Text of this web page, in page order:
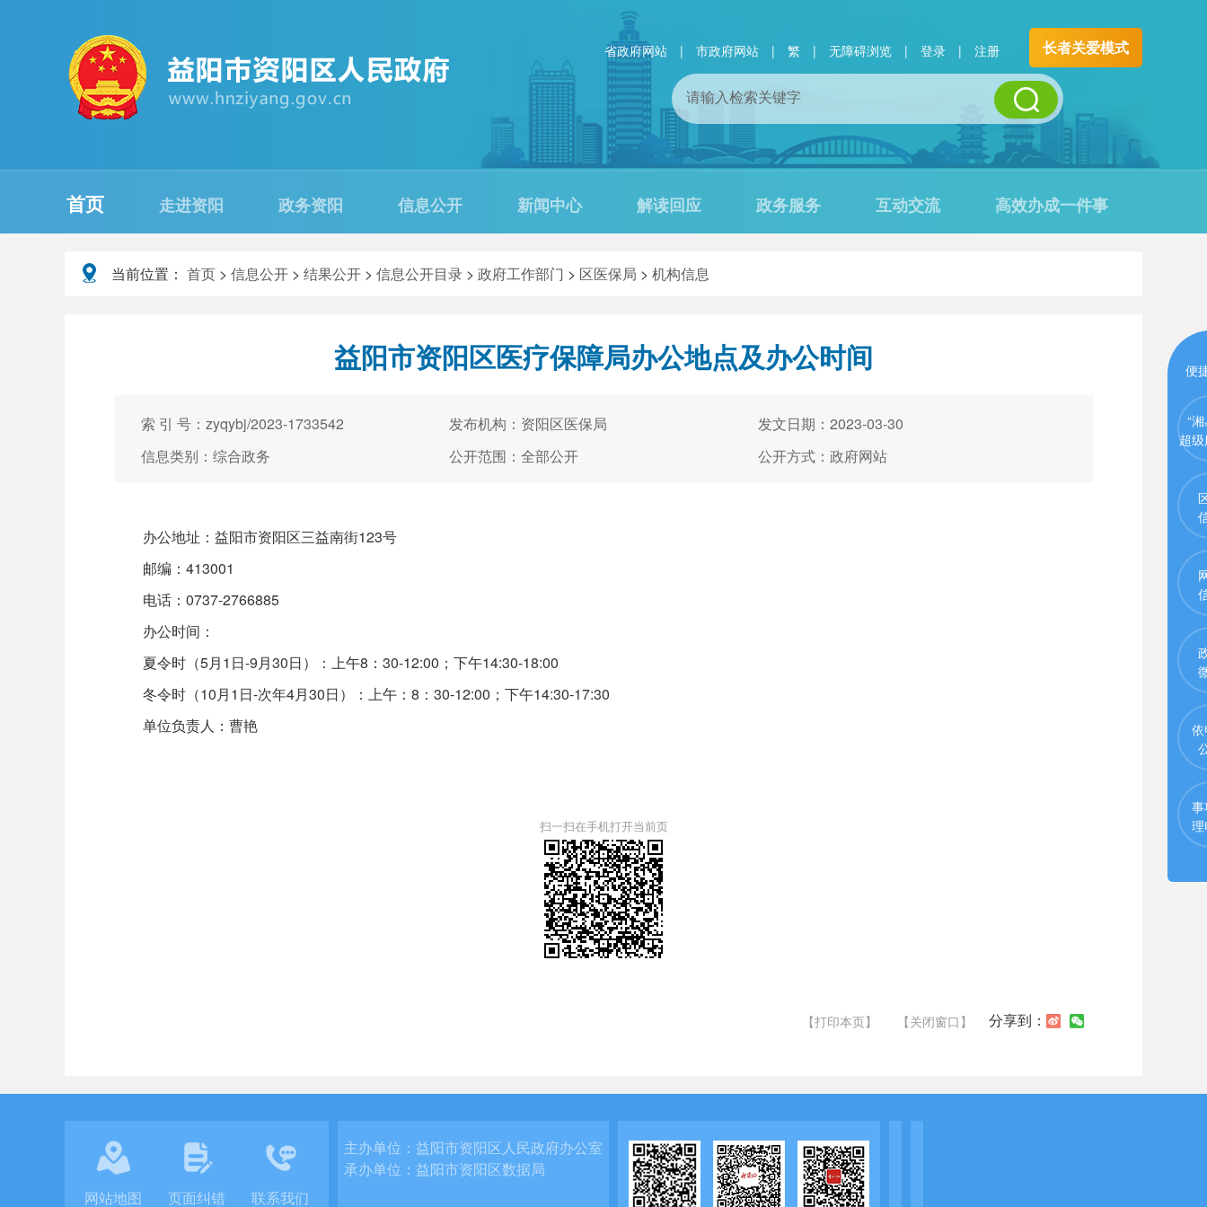
省政府网站 | 市政府网站 | 繁 | 无障碍浏览 | 登录 | 注册 长者关爱模式
首页 走进资阳 政务资阳 信息公开 新闻中心 解读回应 政务服务 互动交流 高效办成一件事
当前位置： 首页 > 信息公开 > 结果公开 > 信息公开目录 > 政府工作部门 > 区医保局 > 机构信息
益阳市资阳区医疗保障局办公地点及办公时间
索 引 号：zyqybj/2023-1733542 发布机构：资阳区医保局
发文日期：2023-03-30
信息类别：综合政务
公开范围：全部公开 公开方式：政府网站
办公地址：益阳市资阳区三益南街123号
邮编：413001
电话：0737-2766885
办公时间：
夏令时（5月1日-9月30日）：上午8：30-12:00；下午14:30-18:00
冬令时（10月1日-次年4月30日）：上午：8：30-12:00；下午14:30-17:30
单位负责人：曹艳
扫一扫在手机打开当前页
【打印本页】 【关闭窗口】 分享到：
便
“
超
网站地图 页面纠错 联系我们
主办单位：益阳市资阳区人民政府办公室
承办单位：益阳市资阳区数据局